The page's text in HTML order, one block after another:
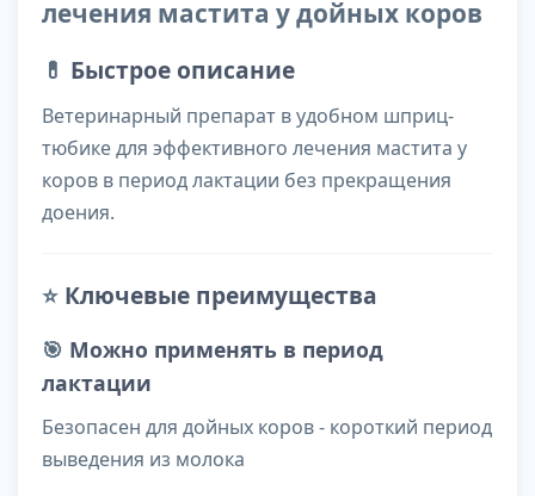
лечения мастита у дойных коров
💊 Быстрое описание
Ветеринарный препарат в удобном шприц-
тюбике для эффективного лечения мастита у
коров в период лактации без прекращения
доения.
⭐ Ключевые преимущества
🎯 Можно применять в период
лактации
Безопасен для дойных коров - короткий период
выведения из молока